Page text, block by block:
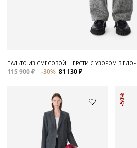
ПАЛЬТО ИЗ СМЕСОВОЙ ШЕРСТИ С УЗОРОМ В
115 900 ₽ -30% 81 130 ₽
-50%